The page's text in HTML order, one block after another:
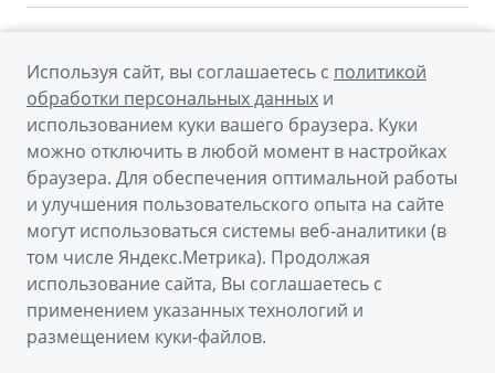
ATLAS
OKAVANGO
MONJARO
Новости
Наша команда
Правовая информация
Контакты
Мы в соцсетях
© 2026
Официальный сайт Geely в России
Политика обработки персональных данных
Правовая информация
Используя сайт, вы соглашаетесь с политикой
обработки персональных данных и
использованием куки вашего браузера. Куки
можно отключить в любой момент в настройках
браузера. Для обеспечения оптимальной работы
и улучшения пользовательского опыта на сайте
могут использоваться системы веб-аналитики (в
том числе Яндекс.Метрика). Продолжая
использование сайта, Вы соглашаетесь с
применением указанных технологий и
размещением куки-файлов.